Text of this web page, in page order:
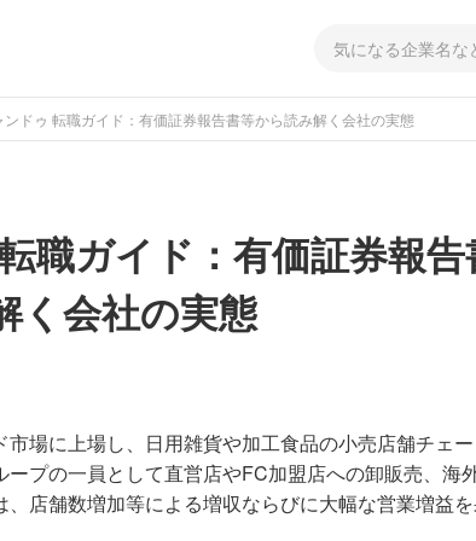
ンドゥ 転職ガイド：有価証券報告書等から読み解く会社の実態
職ガイド：有価証券報告
く会社の実態
場に上場し、日用雑貨や加工食品の小売店舗チェ
プの一員として直営店やFC加盟店への卸販売、海
店舗数増加等による増収ならびに大幅な営業増益